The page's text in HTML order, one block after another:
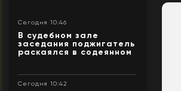
Сегодня 10:46
В судебном зале
заседания поджигатель
раскаялся в содеянном
Сегодня 10:42